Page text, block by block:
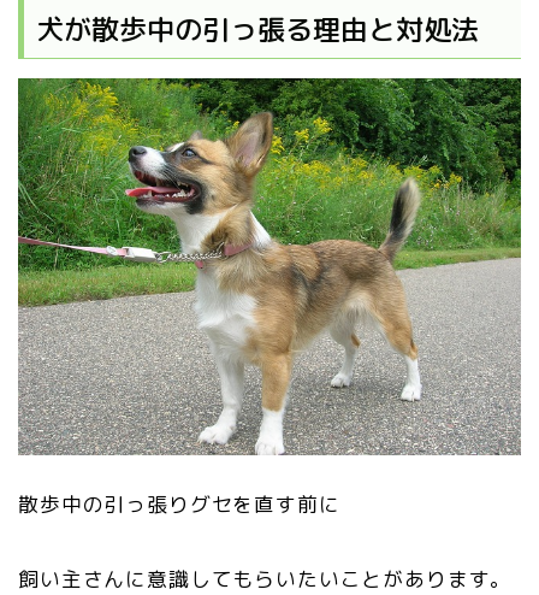
犬が散歩中の引っ張る理由と対処法
散歩中の引っ張りグセを直す前に
飼い主さんに意識してもらいたいことがあります。